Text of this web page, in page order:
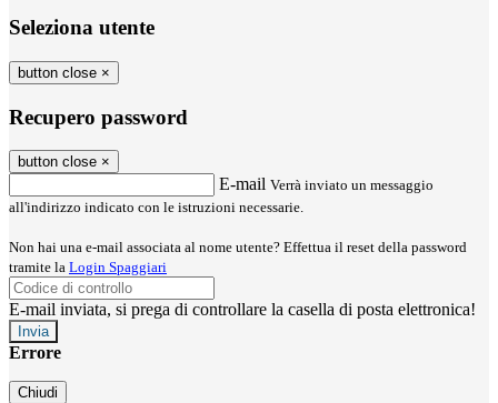
Seleziona utente
button close ×
Recupero password
button close ×
E-mail Verrà inviato un messaggio
all'indirizzo indicato con le istruzioni necessarie.
Non hai una e-mail associata al nome utente? Effettua il reset della password
tramite la Login Spaggiari
E-mail inviata, si prega di controllare la casella di posta elettronica!
Errore
Chiudi